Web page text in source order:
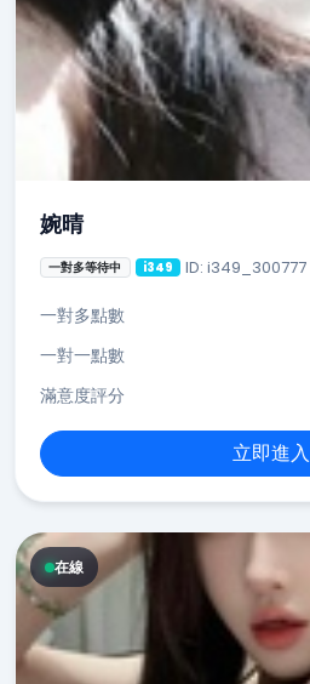
婉晴
一對多等待中 i349 ID: i349_300777
一對多點數
一對一點數
滿意度評分
立即進入
在線